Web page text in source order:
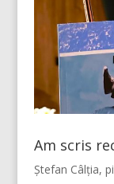
Am scris
Ștefan Câlția,